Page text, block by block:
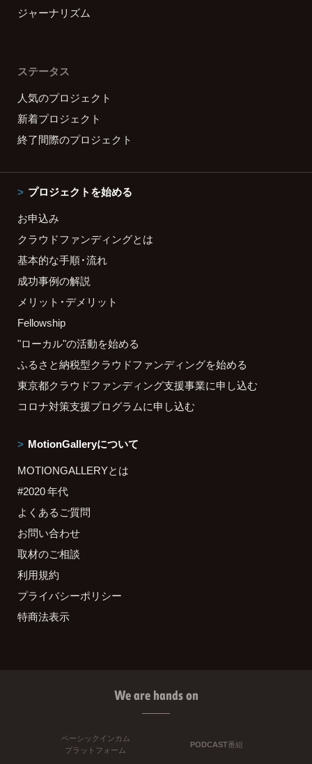
ジャーナリズム
ステータス
人気のプロジェクト
新着プロジェクト
終了間際のプロジェクト
プロジェクトを始める
お申込み
クラウドファンディングとは
基本的な手順・流れ
成功事例の解説
メリット・デメリット
Fellowship
"ローカル"の活動を始める
ふるさと納税型クラウドファンディングを始める
東京都クラウドファンディング支援事業に申し込む
コロナ対策支援プログラムに申し込む
MotionGalleryについて
MOTIONGALLERYとは
#2020 年代
よくあるご質問
お問い合わせ
取材のご相談
利用規約
プライバシーポリシー
特商法表示
We are hands on
ベーシックインカム
プラットフォーム
PODCAST番組